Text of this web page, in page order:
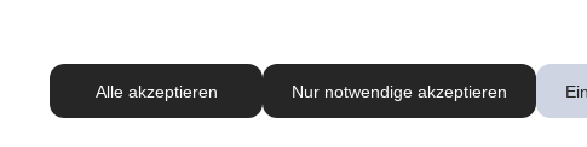
Alle akzeptieren Nur notwendige akzeptieren
Haut benötigt intensive Pflege und Feuchtigkeit. Die
Hautgefühl und gepflegte Ausstrahlung.